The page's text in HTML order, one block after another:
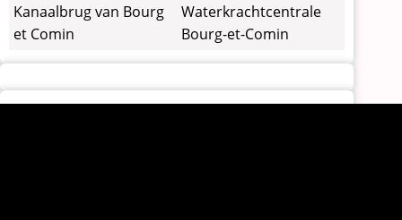
Kanaalbrug van Bourg
et Comin
Waterkrachtcentrale
Bourg-et-Comin